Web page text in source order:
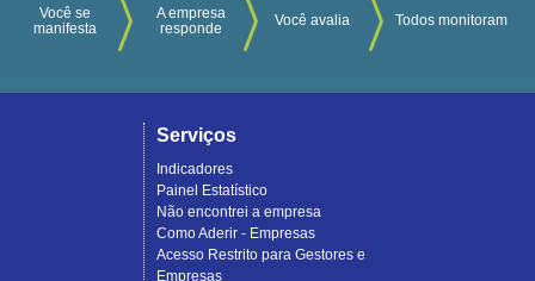
Você se
manifesta
A empresa
responde
Você avalia Todos monitoram
Serviços
Indicadores
Painel Estatístico
Não encontrei a empresa
Como Aderir - Empresas
Acesso Restrito para Gestores e
Empresas